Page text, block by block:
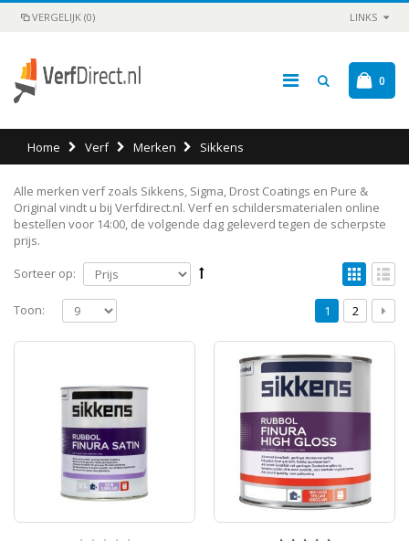
VERGELIJK (0) LINKS
0
Home Verf Merken Sikkens
Alle merken verf zoals Sikkens, Sigma, Drost Coatings en Pure &
Original vindt u bij Verfdirect.nl. Verf en schildersmaterialen online
bestellen voor 14:00, de volgende dag geleverd tegen de scherpste
prijs.
Sorteer op:
1 2
Toon: